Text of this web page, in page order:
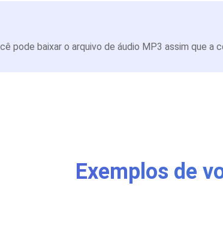
pode baixar o arquivo de áudio MP3 assim que a
Exemplos de